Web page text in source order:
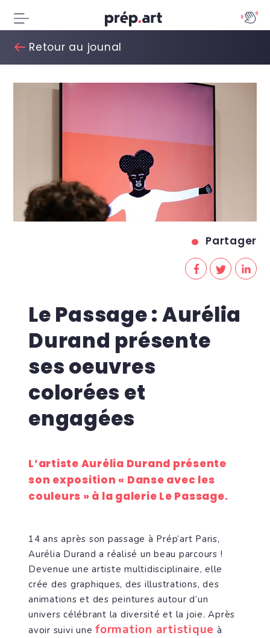
Retour au jounal
Partager
Le Passage : Aurélia
Durand présente
ses oeuvres
colorées et
engagées
L’artiste Aurélia Durand présente
son exposition « Danse avec les
couleurs » à la galerie Le Passage.
14 ans après son passage à Prép’art Paris,
Aurélia Durand a réalisé un beau parcours !
Devenue une artiste multidisciplinaire, elle
crée des graphiques, des illustrations, des
animations et des peintures autour d’un
univers célébrant la diversité et la joie. Après
avoir suivi une formation artistique à